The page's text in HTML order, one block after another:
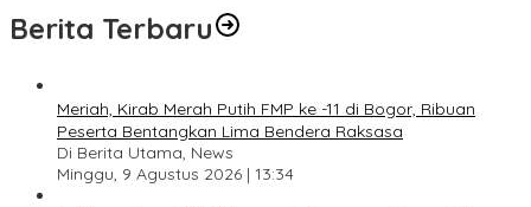
Berita Terbaru
Meriah, Kirab Merah Putih FMP ke -11 di Bogor, Ribuan
Peserta Bentangkan Lima Bendera Raksasa
Di Berita Utama, News
Minggu, 9 Agustus 2026 | 13:34